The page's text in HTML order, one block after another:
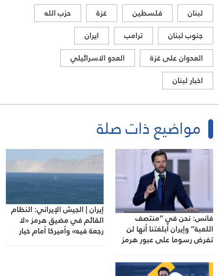
لبنان فلسطين غزة
حزب الله
جنوب لبنان
ترامب
ايران
العدوان على غزة
العدو الاسرائيلي
اخبار لبنان
مواضيع ذات صلة
فانس: نحن في “منتصف
اللعبة” وإيران أبلغتنا أنها لن
تفرض رسوما على عبور هرمز
إيران | الجيش الإيراني: النظام
القائم في مضيق هرمز «لا
رجعة فيه» وأميركا أمام خيار